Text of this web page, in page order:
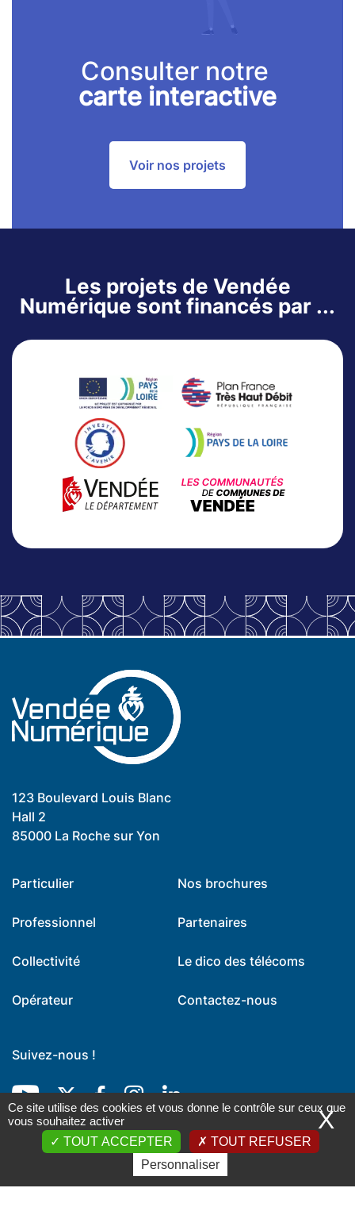
Consulter notre
carte interactive
Voir nos projets
Les projets de Vendée
Numérique sont financés par ...
123 Boulevard Louis Blanc
Hall 2
85000 La Roche sur Yon
Particulier Nos brochures
Professionnel Partenaires
Collectivité Le dico des télécoms
Opérateur Contactez-nous
Suivez-nous !
Youtube
Twitter
Facebook
Instagram
LinkedIn
X
Ce site utilise des cookies et vous donne le contrôle sur ceux que
vous souhaitez activer
TOUT ACCEPTER
TOUT REFUSER
Personnaliser